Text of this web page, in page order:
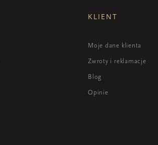
KLIENT
Moje dane klienta
Zwroty i reklamacje
Blog
Opinie